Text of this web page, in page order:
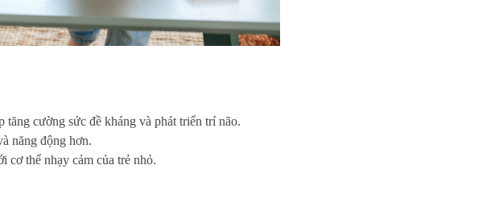
cường sức đề kháng và phát triển trí não.
năng động hơn.
cơ thể nhạy cảm của trẻ nhỏ.